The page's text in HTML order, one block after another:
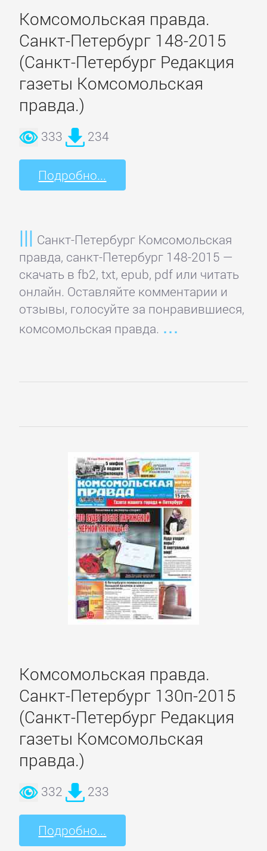
Комсомольская правда.
Санкт-Петербург 148-2015
(Санкт-Петербург Редакция
газеты Комсомольская
правда.)
333 234
Подробно...
Санкт-Петербург Комсомольская
правда, санкт-Петербург 148-2015 —
скачать в fb2, txt, epub, pdf или читать
онлайн. Оставляйте комментарии и
отзывы, голосуйте за понравившиеся,
комсомольская правда.
Комсомольская правда.
Санкт-Петербург 130п-2015
(Санкт-Петербург Редакция
газеты Комсомольская
правда.)
332 233
Подробно...
и
животные
Развлечения
Сад
и
Огород
Самосовершенствование
Сделай
Сам
Спорт,
ЗАРУБЕЖНОЕ
Зарубежная
драматургия
Зарубежная
Зарубежная
Зарубежная
прикладная
и
научно-
популярная
литература
Зарубежная
публицистика